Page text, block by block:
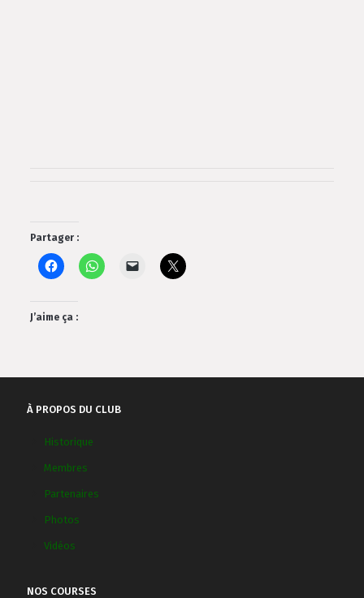
Partager :
J’aime ça :
À PROPOS DU CLUB
Historique
Membres
Partenaires
Photos
Vidéos
NOS COURSES